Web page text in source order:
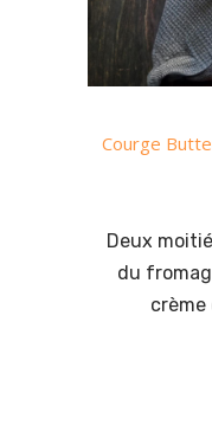
Courge
Deux
du
crème